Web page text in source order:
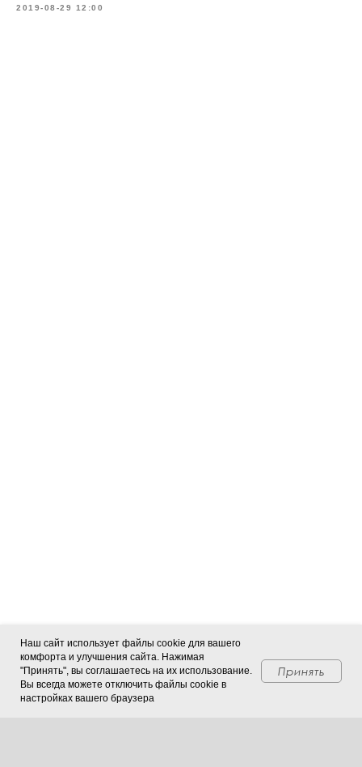
2019-08-29 12:00
Посмотреть карту
Посмотреть карту
Наш сайт использует файлы cookie для вашего
комфорта и улучшения сайта. Нажимая
"Принять", вы соглашаетесь на их использование.
Вы всегда можете отключить файлы cookie в
настройках вашего браузера
Принять